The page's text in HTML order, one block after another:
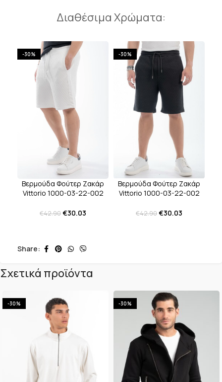
Διαθέσιμα Χρώματα:
-30%
Βερμούδα Φούτερ Ζακάρ
Vittorio 1000-03-22-002
€42.90€30.03
-30%
Βερμούδα Φούτερ Ζακάρ
Vittorio 1000-03-22-002
€42.90€30.03
Share:
Σχετικά προϊόντα
-30% -30%